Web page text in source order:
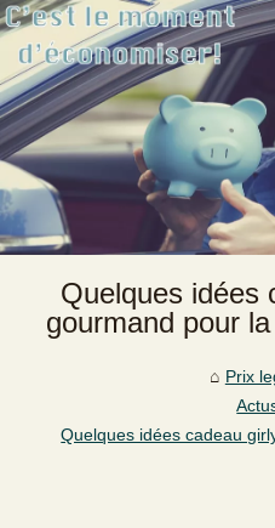
Quelques idées
gourmand pour
Prix
Quelques idées cadeau